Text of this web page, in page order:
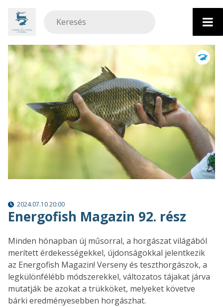
tartalomhoz
2024.07.10 20:00
Energofish Magazin 92. rész
Minden hónapban új műsorral, a horgászat világából
merített érdekességekkel, újdonságokkal jelentkezik
az Energofish Magazin! Verseny és teszthorgászok, a
legkülönfélébb módszerekkel, változatos tájakat járva
mutatják be azokat a trükköket, melyeket követve
bárki eredményesebben horgászhat.